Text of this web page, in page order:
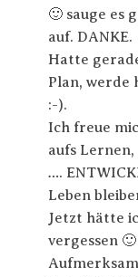
🙂 sauge es
auf. DANKE.
Hatte
Plan, werde
:-).
Ich freue
aufs
….
Leben
Jetzt hätte
vergessen
Aufmerksam